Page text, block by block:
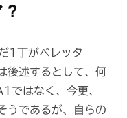
1丁がベレッタ
後述するとして、何
ではなく、今更、
うであるが、自らの